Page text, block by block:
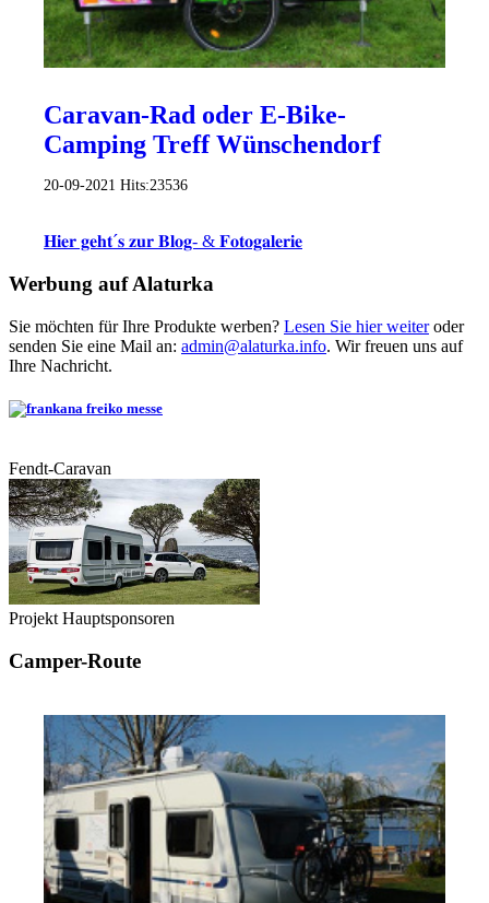
Caravan-Rad oder E-Bike-
Camping Treff Wünschendorf
20-09-2021 Hits:23536
𝐇𝐢𝐞𝐫 𝐠𝐞𝐡𝐭´𝐬 𝐳𝐮𝐫 𝐁𝐥𝐨𝐠- & 𝐅𝐨𝐭𝐨𝐠𝐚𝐥𝐞𝐫𝐢𝐞
Werbung auf Alaturka
Sie möchten für Ihre Produkte werben? Lesen Sie hier weiteroder
senden Sie eine Mail an: admin@alaturka.info. Wir freuen uns auf
Ihre Nachricht.
Fendt-Caravan
Projekt Hauptsponsoren
Camper-Route